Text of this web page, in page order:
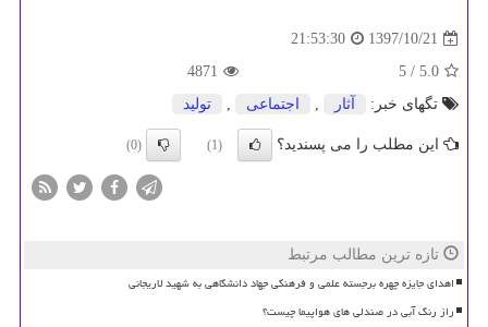
1397/10/21
21:53:30
5.0
/ 5
4871
تگهای خبر:
آثار , اجتماعی , تولید
این مطلب را می پسندید؟ (1)
(0)
تازه ترین مطالب مرتبط
اهدای جایزه چهره برجسته علمی و فرهنگی جهاد دانشگاهی به شهید لاریجانی
راز رنگ آبی در صندلی های هواپیما چیست؟